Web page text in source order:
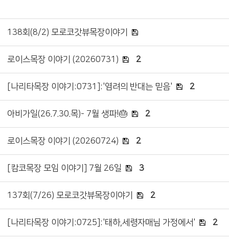
138회(8/2) 모로코갓뷰목장이야기
로이스목장 이야기 (20260731) 2
[나리타목장 이야기:0731]:'염려의 반대는 믿음' 2
아비가일(26.7.30.목)- 7월 생파!🎂 2
로이스목장 이야기 (20260724) 2
[캄코목장 모임 이야기] 7월 26일 3
137회(7/26) 모로코갓뷰목장이야기 2
[나리타목장 이야기:0725]:'태하,세령자매님 가정에서' 2